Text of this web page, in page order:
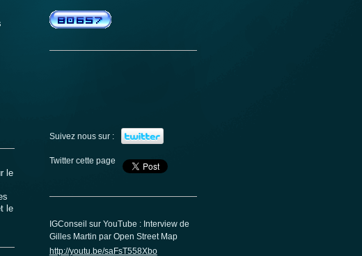
le
le
Suivez nous sur :
Twitter cette page
IGConseil sur YouTube : Interview de
Gilles Martin par Open Street Map
http://youtu.be/saFsT558Xbo